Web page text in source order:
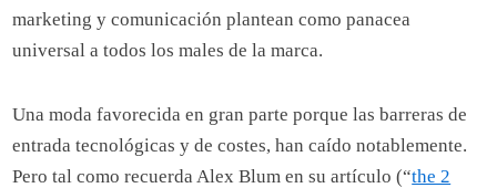
marketing y comunicación plantean como panacea
universal a todos los males de la marca.
Una moda favorecida en gran parte porque las barreras de
entrada tecnológicas y de costes, han caído notablemente.
Pero tal como recuerda Alex Blum en su artículo (“the 2